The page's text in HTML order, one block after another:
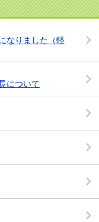
なりました（軽
について